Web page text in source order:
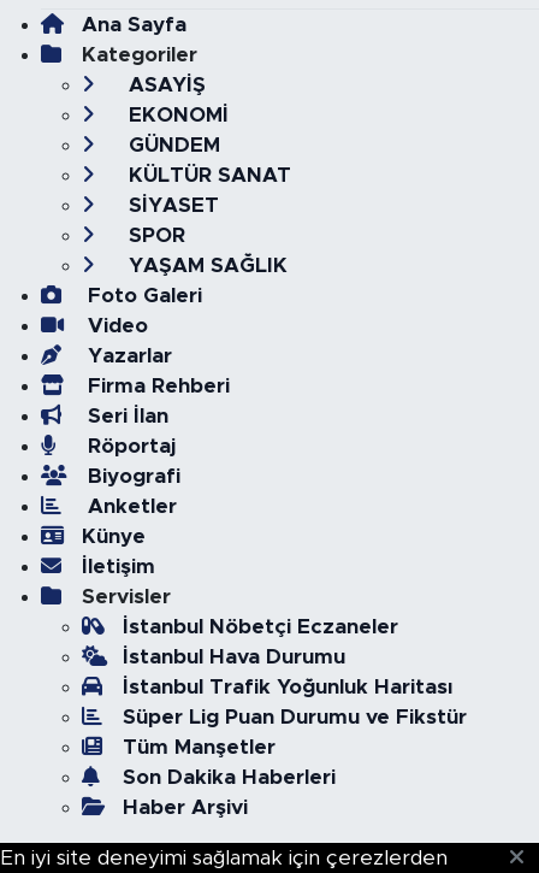
Ana Sayfa
Kategoriler
ASAYİŞ
EKONOMİ
GÜNDEM
KÜLTÜR SANAT
SİYASET
SPOR
YAŞAM SAĞLIK
Foto Galeri
Video
Yazarlar
Firma Rehberi
Seri İlan
Röportaj
Biyografi
Anketler
Künye
İletişim
Servisler
İstanbul Nöbetçi Eczaneler
İstanbul Hava Durumu
İstanbul Trafik Yoğunluk Haritası
Süper Lig Puan Durumu ve Fikstür
Tüm Manşetler
Son Dakika Haberleri
Haber Arşivi
En iyi site deneyimi sağlamak için çerezlerden